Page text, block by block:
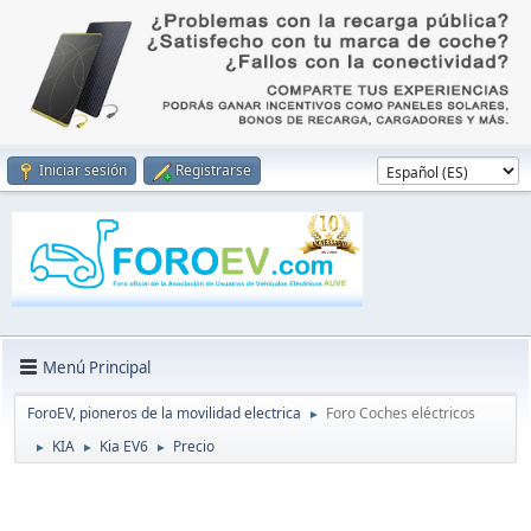
Iniciar sesión Registrarse
Menú Principal
ForoEV, pioneros de la movilidad electrica ► Foro Coches eléctricos
► KIA ► Kia EV6 ► Precio